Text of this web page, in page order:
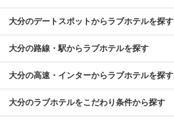
大分のデートスポットからラブホテルを探す
大分の路線・駅からラブホテルを探す
大分の高速・インターからラブホテルを探す
大分のラブホテルをこだわり条件から探す